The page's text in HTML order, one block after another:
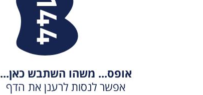
אופס... משהו השתבש כאן...
אפשר לנסות לרענן את הדף